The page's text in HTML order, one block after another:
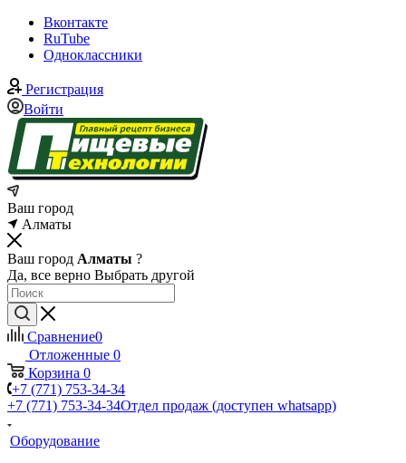
Вконтакте
RuTube
Одноклассники
Регистрация
Войти
Ваш город
Алматы
Ваш город Алматы ?
Да, все верно Выбрать другой
Сравнение0
Отложенные 0
Корзина 0
+7 (771) 753-34-34
+7 (771) 753-34-34Отдел продаж (доступен whatsapp)
Оборудование